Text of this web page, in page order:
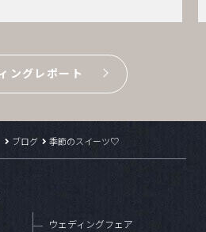
ングレポート
ブログ 季節のスイーツ♡
ウェディングフェア